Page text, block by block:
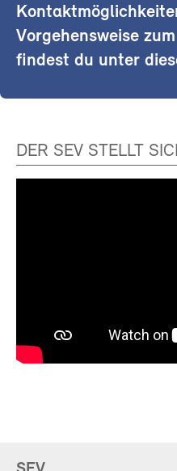
Vorgehensweise
findest du unter
DER SEV STELLT